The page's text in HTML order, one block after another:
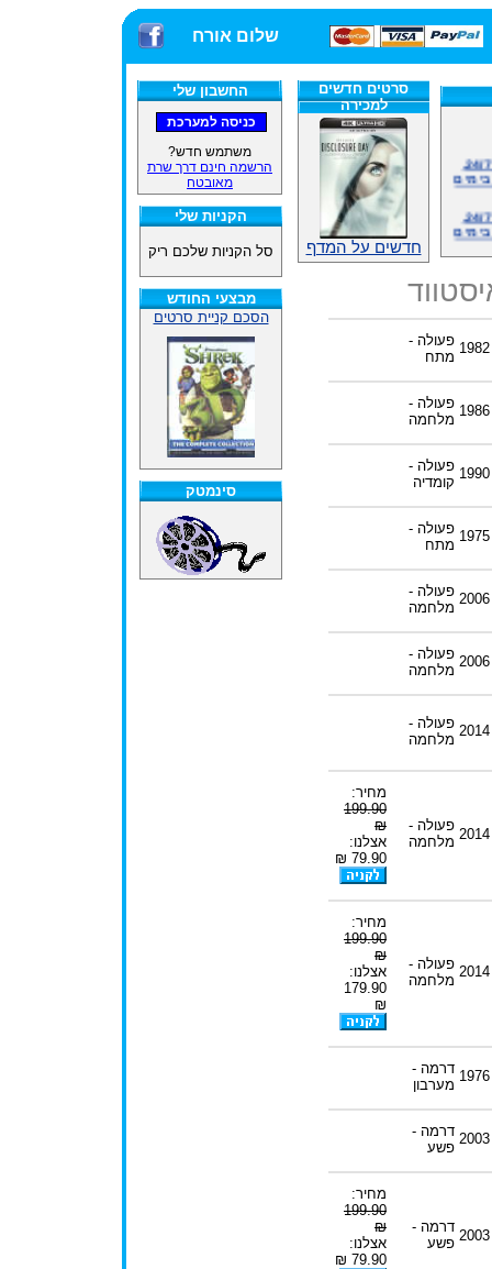
שלום אורח
החשבון שלי
משתמש חדש?
הרשמה חינם דרך שרת
מאובטח
הקניות שלי
סל הקניות שלכם ריק
מבצעי החודש
הסכם קניית סרטים
סינמטק
סרטים חדשים
למכירה
חדשים על המדף
1982 פעולה -
מתח
1986 פעולה -
מלחמה
1990 פעולה -
קומדיה
1975 פעולה -
מתח
2006 פעולה -
מלחמה
2006 פעולה -
מלחמה
2014 פעולה -
מלחמה
2014
פעולה -
מלחמה
מחיר:
199.90
₪
אצלנו:
79.90 ₪
2014 פעולה -
מלחמה
מחיר:
199.90
₪
אצלנו:
179.90
₪
1976 דרמה -
מערבון
2003 דרמה -
פשע
2003
דרמה -
פשע
מחיר:
199.90
₪
אצלנו:
79.90 ₪